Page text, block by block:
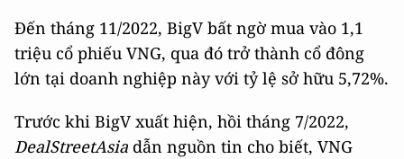
Đến tháng 11/2022, BigV bất ngờ mua vào 1,1
triệu cổ phiếu VNG, qua đó trở thành cổ đông
lớn tại doanh nghiệp này với tỷ lệ sở hữu 5,72%.
Trước khi BigV xuất hiện, hồi tháng 7/2022,
DealStreetAsia dẫn nguồn tin cho biết, VNG